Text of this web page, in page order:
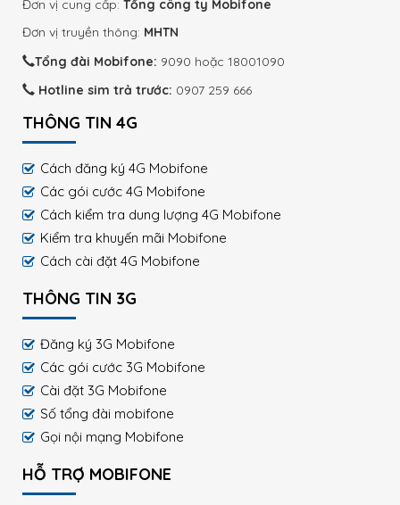
Đơn vị cung cấp: Tổng công ty Mobifone
Đơn vị truyền thông: MHTN
Tổng đài Mobifone: 9090 hoặc 18001090
Hotline sim trả trước: 0907 259 666
THÔNG TIN 4G
Cách đăng ký 4G Mobifone
Các gói cước 4G Mobifone
Cách kiểm tra dung lượng 4G Mobifone
Kiểm tra khuyến mãi Mobifone
Cách cài đặt 4G Mobifone
THÔNG TIN 3G
Đăng ký 3G Mobifone
Các gói cước 3G Mobifone
Cài đặt 3G Mobifone
Số tổng đài mobifone
Gọi nội mạng Mobifone
HỖ TRỢ MOBIFONE